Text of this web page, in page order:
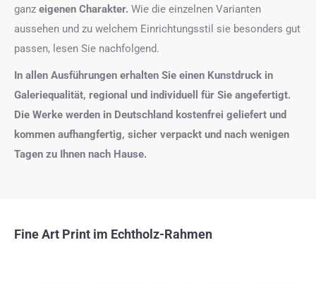
ganz eigenen Charakter. Wie die einzelnen Varianten
aussehen und zu welchem Einrichtungsstil sie besonders gut
passen, lesen Sie nachfolgend.
In allen Ausführungen erhalten Sie einen Kunstdruck in
Galeriequalität, regional und individuell für Sie angefertigt.
Die Werke werden in Deutschland kostenfrei geliefert und
kommen aufhangfertig, sicher verpackt und nach wenigen
Tagen zu Ihnen nach Hause.
Fine Art Print im Echtholz-Rahmen